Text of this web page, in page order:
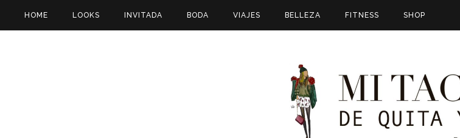
HOME LOOKS INVITADA BODA VIAJES BELLEZA FITNESS SHOP